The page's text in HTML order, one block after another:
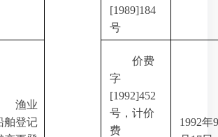
[1989]184
号
业
舶登记
价费
字
[1992]452
号，计价
费
1992年